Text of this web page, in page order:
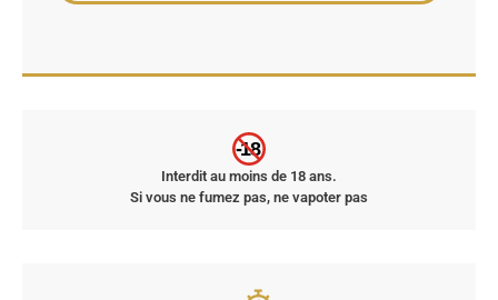
-18
Interdit au moins de 18 ans.
Si vous ne fumez pas, ne vapoter pas